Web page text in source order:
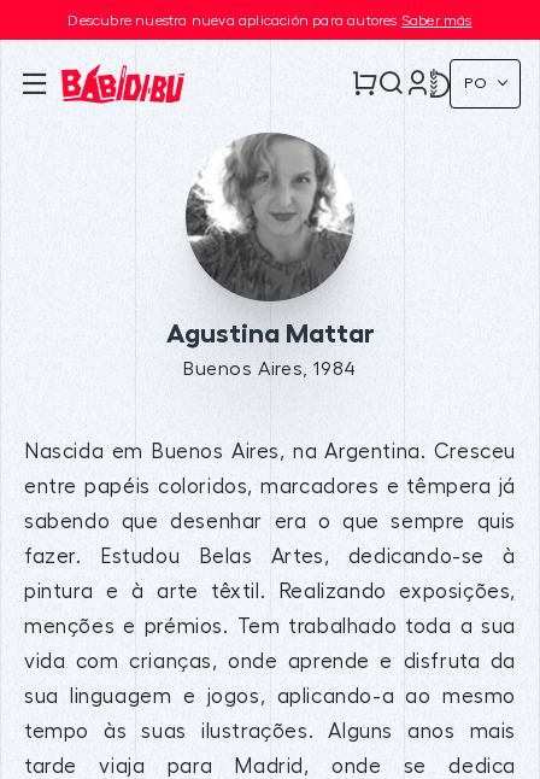
Descubre nuestra nueva aplicación para autores Saber más
PO
Agustina Mattar
Buenos Aires, 1984
Nascida em Buenos Aires, na Argentina. Cresceu
entre papéis coloridos, marcadores e têmpera já
sabendo que desenhar era o que sempre quis
fazer. Estudou Belas Artes, dedicando-se à
pintura e à arte têxtil. Realizando exposições,
menções e prémios. Tem trabalhado toda a sua
vida com crianças, onde aprende e disfruta da
sua linguagem e jogos, aplicando-a ao mesmo
tempo às suas ilustrações. Alguns anos mais
tarde viaja para Madrid, onde se dedica